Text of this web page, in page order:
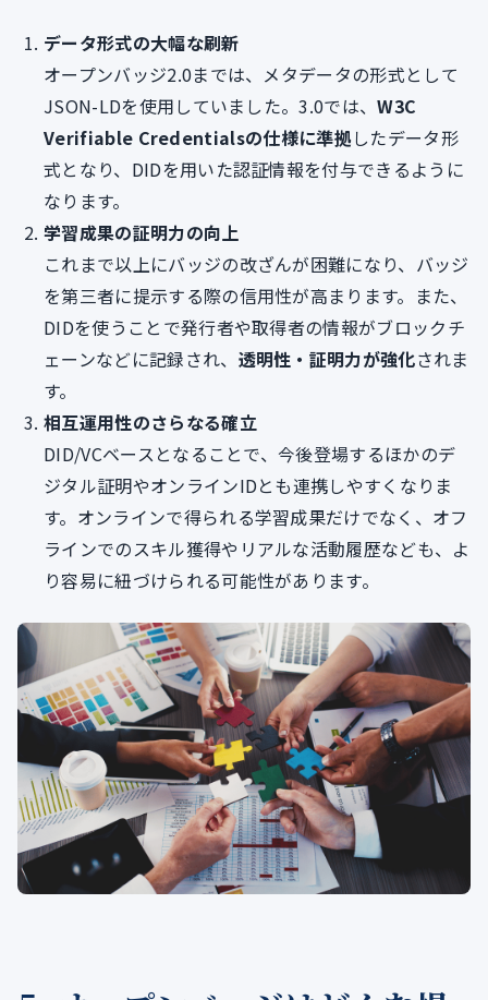
データ形式の大幅な刷新
オープンバッジ2.0までは、メタデータの形式として
JSON-LDを使用していました。3.0では、W3C
Verifiable Credentialsの仕様に準拠したデータ形
式となり、DIDを用いた認証情報を付与できるように
なります。
学習成果の証明力の向上
これまで以上にバッジの改ざんが困難になり、バッジ
を第三者に提示する際の信用性が高まります。また、
DIDを使うことで発行者や取得者の情報がブロックチ
ェーンなどに記録され、 透明性・証明力が強化されま
す。
相互運用性のさらなる確立
DID/VCベースとなることで、今後登場するほかのデ
ジタル証明やオンラインIDとも連携しやすくなりま
す。オンラインで得られる学習成果だけでなく、オフ
ラインでのスキル獲得やリアルな活動履歴なども、よ
り容易に紐づけられる可能性があります。